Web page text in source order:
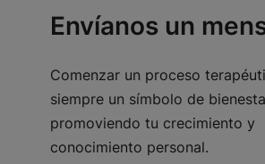
Envíanos un
Comenzar un proceso
siempre un símbolo de
promoviendo tu crecimiento y
conocimiento personal.